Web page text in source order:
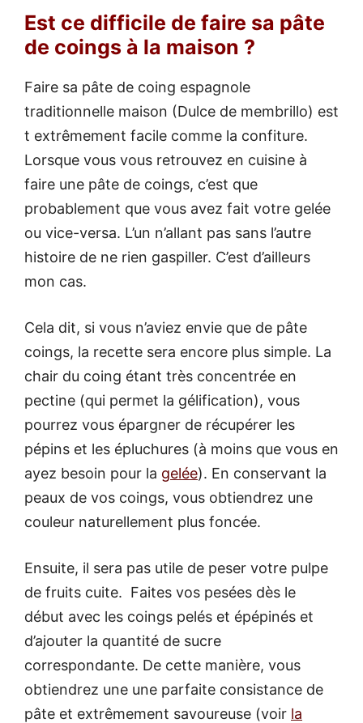
Est ce difficile de faire sa pâte
de coings à la maison ?
Faire sa pâte de coing espagnole
traditionnelle maison (Dulce de membrillo) est
t extrêmement facile comme la confiture.
Lorsque vous vous retrouvez en cuisine à
faire une pâte de coings, c’est que
probablement que vous avez fait votre gelée
ou vice-versa. L’un n’allant pas sans l’autre
histoire de ne rien gaspiller. C’est d’ailleurs
mon cas.
Cela dit, si vous n’aviez envie que de pâte
coings, la recette sera encore plus simple. La
chair du coing étant très concentrée en
pectine (qui permet la gélification), vous
pourrez vous épargner de récupérer les
pépins et les épluchures (à moins que vous en
ayez besoin pour la gelée). En conservant la
peaux de vos coings, vous obtiendrez une
couleur naturellement plus foncée.
Ensuite, il sera pas utile de peser votre pulpe
de fruits cuite. Faites vos pesées dès le
début avec les coings pelés et épépinés et
d’ajouter la quantité de sucre
correspondante. De cette manière, vous
obtiendrez une une parfaite consistance de
pâte et extrêmement savoureuse (voir la